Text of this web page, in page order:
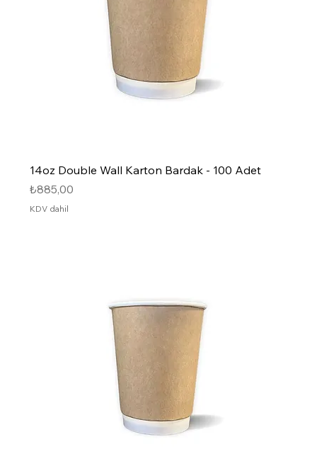
14oz Double Wall Karton Bardak - 100 Adet
Fiyat
₺885,00
KDV dahil